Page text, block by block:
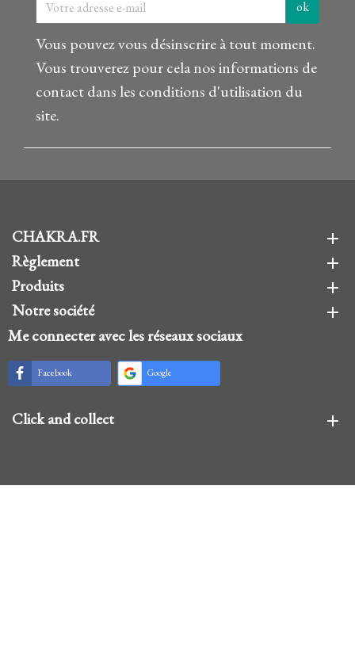
Vous pouvez vous désinscrire à tout moment.
Vous trouverez pour cela nos informations de
contact dans les conditions d'utilisation du
site.
CHAKRA.FR add
Règlement add
Produits add
Notre société add
Me connecter avec les réseaux sociaux
Facebook Google
Click and collect add